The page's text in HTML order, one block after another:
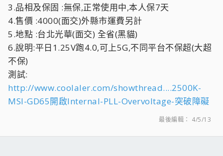
3.品相及保固 :無保,正常使用中,本人保7天
4.售價 :4000(面交)外縣市運費另計
5.地點 :台北光華(面交) 全省(黑貓)
6.說明:平日1.25V跑4.0,可上5G,不同平台不保超(大超
不保)
測試:
http://www.coolaler.com/showthread....2500K-
MSI-GD65開啟Internal-PLL-Overvoltage-突破障礙
最後編輯： 4/5/13